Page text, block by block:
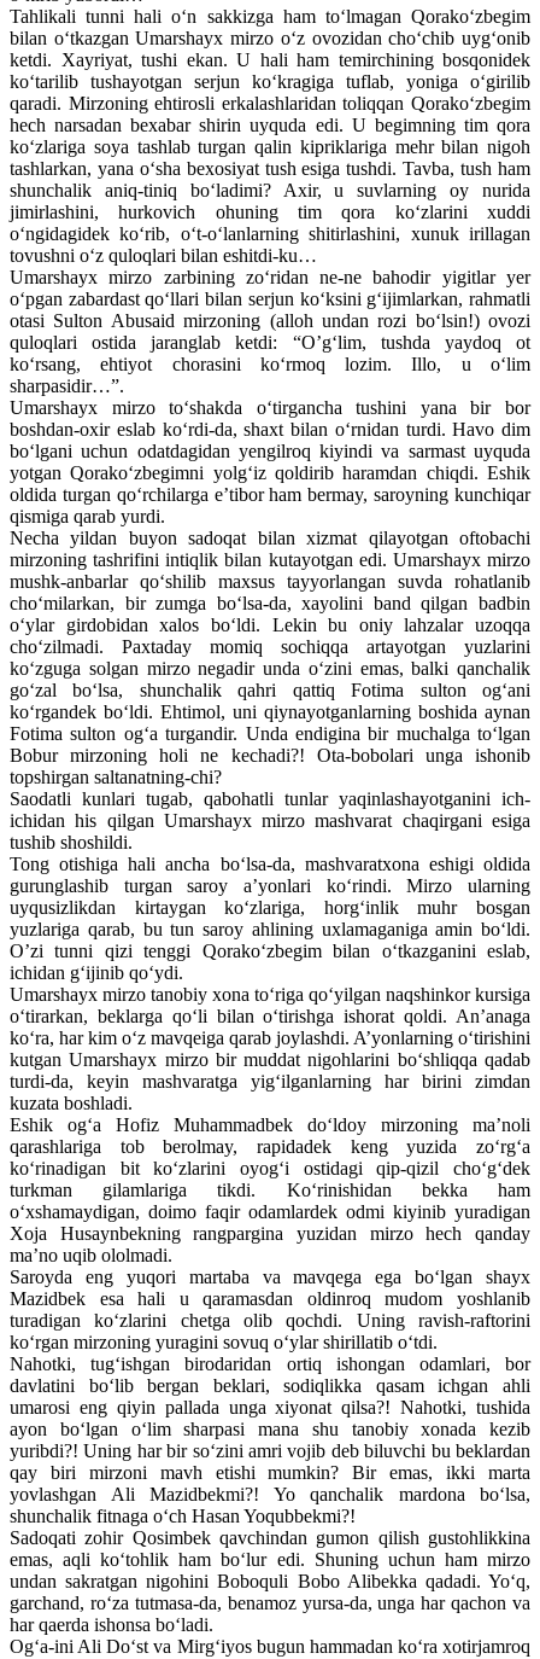
Tahlikali tunni hali o‘n sakkizga ham to‘lmagan Qorako‘zbegim
bilan o‘tkazgan Umarshayx mirzo o‘z ovozidan cho‘chib uyg‘onib
ketdi. Xayriyat, tushi ekan. U hali ham temirchining bosqonidek
ko‘tarilib tushayotgan serjun ko‘kragiga tuflab, yoniga o‘girilib
qaradi. Mirzoning ehtirosli erkalashlaridan toliqqan Qorako‘zbegim
hech narsadan bexabar shirin uyquda edi. U begimning tim qora
ko‘zlariga soya tashlab turgan qalin kipriklariga mehr bilan nigoh
tashlarkan, yana o‘sha bexosiyat tush esiga tushdi. Tavba, tush ham
shunchalik aniq-tiniq bo‘ladimi? Axir, u suvlarning oy nurida
jimirlashini, hurkovich ohuning tim qora ko‘zlarini xuddi
o‘ngidagidek ko‘rib, o‘t-o‘lanlarning shitirlashini, xunuk irillagan
tovushni o‘z quloqlari bilan eshitdi-ku…
Umarshayx mirzo zarbining zo‘ridan ne-ne bahodir yigitlar yer
o‘pgan zabardast qo‘llari bilan serjun ko‘ksini g‘ijimlarkan, rahmatli
otasi Sulton Abusaid mirzoning (alloh undan rozi bo‘lsin!) ovozi
quloqlari ostida jaranglab ketdi: “O’g‘lim, tushda yaydoq ot
ko‘rsang, ehtiyot chorasini ko‘rmoq lozim. Illo, u o‘lim
sharpasidir…”.
Umarshayx mirzo to‘shakda o‘tirgancha tushini yana bir bor
boshdan-oxir eslab ko‘rdi-da, shaxt bilan o‘rnidan turdi. Havo dim
bo‘lgani uchun odatdagidan yengilroq kiyindi va sarmast uyquda
yotgan Qorako‘zbegimni yolg‘iz qoldirib haramdan chiqdi. Eshik
oldida turgan qo‘rchilarga e’tibor ham bermay, saroyning kunchiqar
qismiga qarab yurdi.
Necha yildan buyon sadoqat bilan xizmat qilayotgan oftobachi
mirzoning tashrifini intiqlik bilan kutayotgan edi. Umarshayx mirzo
mushk-anbarlar qo‘shilib maxsus tayyorlangan suvda rohatlanib
cho‘milarkan, bir zumga bo‘lsa-da, xayolini band qilgan badbin
o‘ylar girdobidan xalos bo‘ldi. Lekin bu oniy lahzalar uzoqqa
cho‘zilmadi. Paxtaday momiq sochiqqa artayotgan yuzlarini
ko‘zguga solgan mirzo negadir unda o‘zini emas, balki qanchalik
go‘zal bo‘lsa, shunchalik qahri qattiq Fotima sulton og‘ani
ko‘rgandek bo‘ldi. Ehtimol, uni qiynayotganlarning boshida aynan
Fotima sulton og‘a turgandir. Unda endigina bir muchalga to‘lgan
Bobur mirzoning holi ne kechadi?! Ota-bobolari unga ishonib
topshirgan saltanatning-chi?
Saodatli kunlari tugab, qabohatli tunlar yaqinlashayotganini ich-
ichidan his qilgan Umarshayx mirzo mashvarat chaqirgani esiga
tushib shoshildi.
Tong otishiga hali ancha bo‘lsa-da, mashvaratxona eshigi oldida
gurunglashib turgan saroy a’yonlari ko‘rindi. Mirzo ularning
uyqusizlikdan kirtaygan ko‘zlariga, horg‘inlik muhr bosgan
yuzlariga qarab, bu tun saroy ahlining uxlamaganiga amin bo‘ldi.
O’zi tunni qizi tenggi Qorako‘zbegim bilan o‘tkazganini eslab,
ichidan g‘ijinib qo‘ydi.
Umarshayx mirzo tanobiy xona to‘riga qo‘yilgan naqshinkor kursiga
o‘tirarkan, beklarga qo‘li bilan o‘tirishga ishorat qoldi. An’anaga
ko‘ra, har kim o‘z mavqeiga qarab joylashdi. A’yonlarning o‘tirishini
kutgan Umarshayx mirzo bir muddat nigohlarini bo‘shliqqa qadab
turdi-da, keyin mashvaratga yig‘ilganlarning har birini zimdan
kuzata boshladi.
Eshik og‘a Hofiz Muhammadbek do‘ldoy mirzoning ma’noli
qarashlariga tob berolmay, rapidadek keng yuzida zo‘rg‘a
ko‘rinadigan bit ko‘zlarini oyog‘i ostidagi qip-qizil cho‘g‘dek
turkman gilamlariga tikdi. Ko‘rinishidan bekka ham
o‘xshamaydigan, doimo faqir odamlardek odmi kiyinib yuradigan
Xoja Husaynbekning rangpargina yuzidan mirzo hech qanday
ma’no uqib ololmadi.
Saroyda eng yuqori martaba va mavqega ega bo‘lgan shayx
Mazidbek esa hali u qaramasdan oldinroq mudom yoshlanib
turadigan ko‘zlarini chetga olib qochdi. Uning ravish-raftorini
ko‘rgan mirzoning yuragini sovuq o‘ylar shirillatib o‘tdi.
Nahotki, tug‘ishgan birodaridan ortiq ishongan odamlari, bor
davlatini bo‘lib bergan beklari, sodiqlikka qasam ichgan ahli
umarosi eng qiyin pallada unga xiyonat qilsa?! Nahotki, tushida
ayon bo‘lgan o‘lim sharpasi mana shu tanobiy xonada kezib
yuribdi?! Uning har bir so‘zini amri vojib deb biluvchi bu beklardan
qay biri mirzoni mavh etishi mumkin? Bir emas, ikki marta
yovlashgan Ali Mazidbekmi?! Yo qanchalik mardona bo‘lsa,
shunchalik fitnaga o‘ch Hasan Yoqubbekmi?!
Sadoqati zohir Qosimbek qavchindan gumon qilish gustohlikkina
emas, aqli ko‘tohlik ham bo‘lur edi. Shuning uchun ham mirzo
undan sakratgan nigohini Boboquli Bobo Alibekka qadadi. Yo‘q,
garchand, ro‘za tutmasa-da, benamoz yursa-da, unga har qachon va
har qaerda ishonsa bo‘ladi.
Og‘a-ini Ali Do‘st va Mirg‘iyos bugun hammadan ko‘ra xotirjamroq